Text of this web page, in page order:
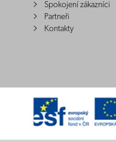
Spokojení zákazníci
Partneři
Kontakty